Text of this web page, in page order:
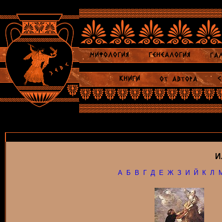
А Б В Г Д Е Ж З И Й К Л